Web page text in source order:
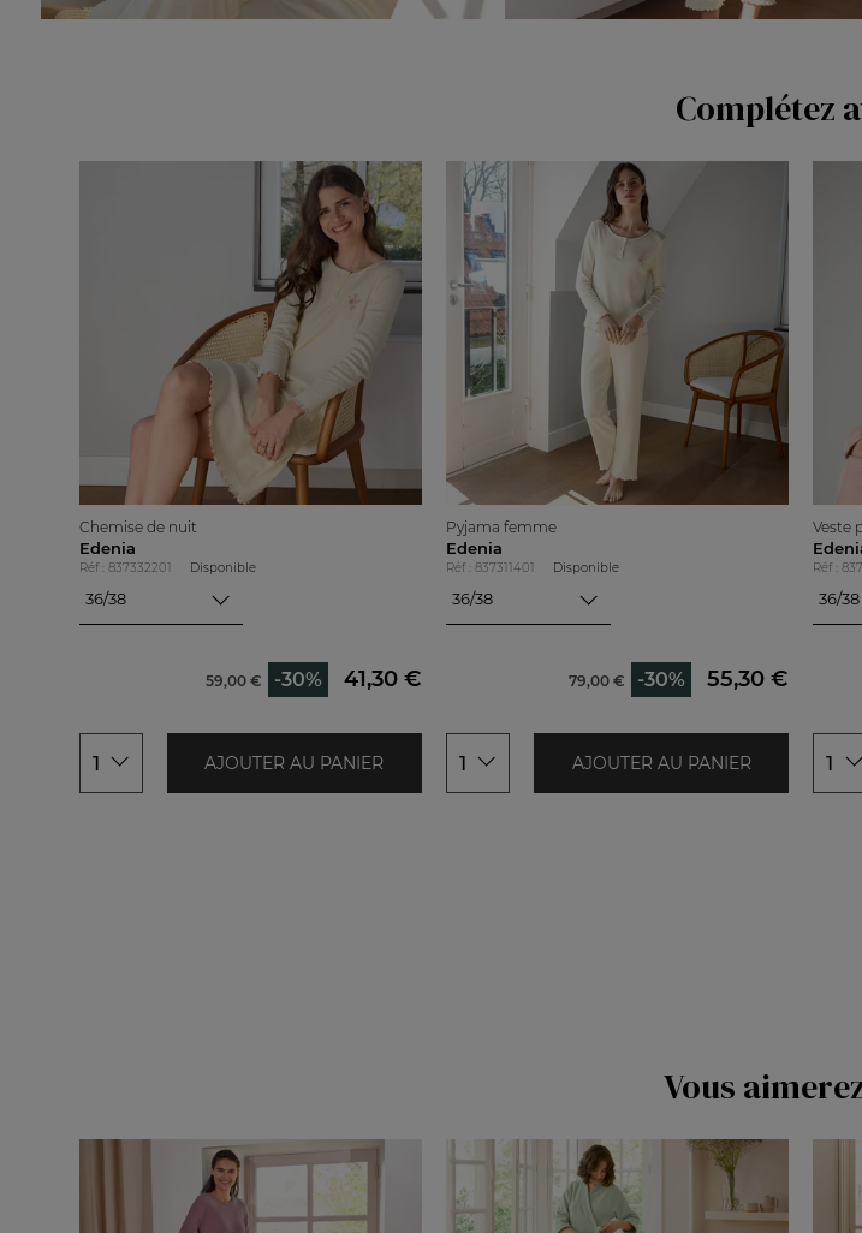
Complétez
Chemise de nuit
Edenia
Réf : 837332201 Disponible
36/38
59,00 € -30% 41,30 €
1 AJOUTER AU PANIER
Pyjama femme
Edenia
Réf : 837311401 Disponible
36/38
79,00 € -30% 55,30 €
1 AJOUTER AU PANIER
Veste
Réf :
36/38
1
Vous